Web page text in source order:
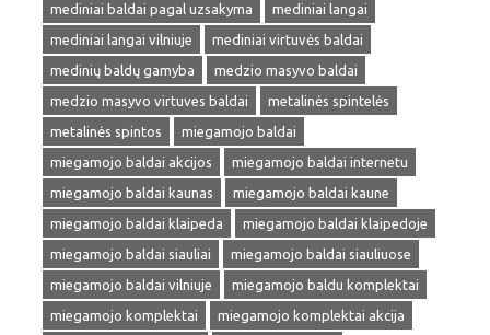
mediniai baldai pagal uzsakyma
mediniai langai
mediniai langai vilniuje
mediniai virtuvės baldai
medinių baldų gamyba
medzio masyvo baldai
medzio masyvo virtuves baldai
metalinės spintelės
metalinės spintos
miegamojo baldai
miegamojo baldai akcijos
miegamojo baldai internetu
miegamojo baldai kaunas
miegamojo baldai kaune
miegamojo baldai klaipeda
miegamojo baldai klaipedoje
miegamojo baldai siauliai
miegamojo baldai siauliuose
miegamojo baldai vilniuje
miegamojo baldu komplektai
miegamojo komplektai
miegamojo komplektai akcija